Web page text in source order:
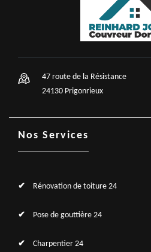
47 route de la Résistance
24130 Prigonrieux
Nos Services
Rénovation de toiture 24
Pose de gouttière 24
Charpentier 24